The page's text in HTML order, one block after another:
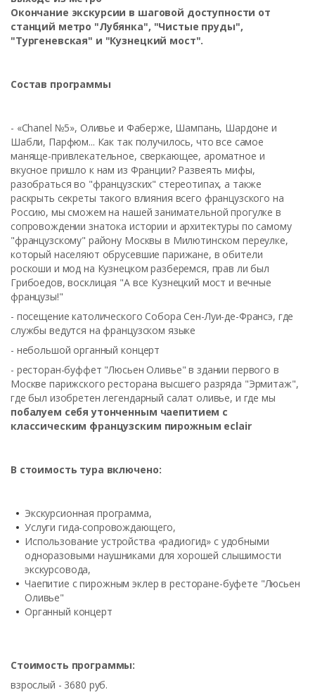
Окончание экскурсии в шаговой доступности от
станций метро "Лубянка", "Чистые пруды",
"Тургеневская" и "Кузнецкий мост".
Состав программы
- «Chanel №5», Оливье и Фаберже, Шампань, Шардоне и
Шабли, Парфюм... Как так получилось, что все самое
маняще-привлекательное, сверкающее, ароматное и
вкусное пришло к нам из Франции? Развеять мифы,
разобраться во "французских" стереотипах, а также
раскрыть секреты такого влияния всего французского на
Россию, мы сможем на нашей занимательной прогулке в
сопровождении знатока истории и архитектуры по самому
"французскому" району Москвы в Милютинском переулке,
который населяют обрусевшие парижане, в обители
роскоши и мод на Кузнецком разберемся, прав ли был
Грибоедов, восклицая "А все Кузнецкий мост и вечные
французы!"
- посещение католического Собора Сен-Луи-де-Франсэ, где
службы ведутся на французском языке
- небольшой органный концерт
- ресторан-буффет "Люсьен Оливье" в здании первого в
Москве парижского ресторана высшего разряда "Эрмитаж",
где был изобретен легендарный салат оливье, и где мы
побалуем себя утонченным чаепитием с
классическим французским пирожным eclair
В стоимость тура включено:
Экскурсионная программа,
Услуги гида-сопровождающего,
Использование устройства «радиогид» с удобными
одноразовыми наушниками для хорошей слышимости
экскурсовода,
Чаепитие с пирожным эклер в ресторане-буфете "Люсьен
Оливье"
Органный концерт
Стоимость программы:
взрослый - 3680 руб.